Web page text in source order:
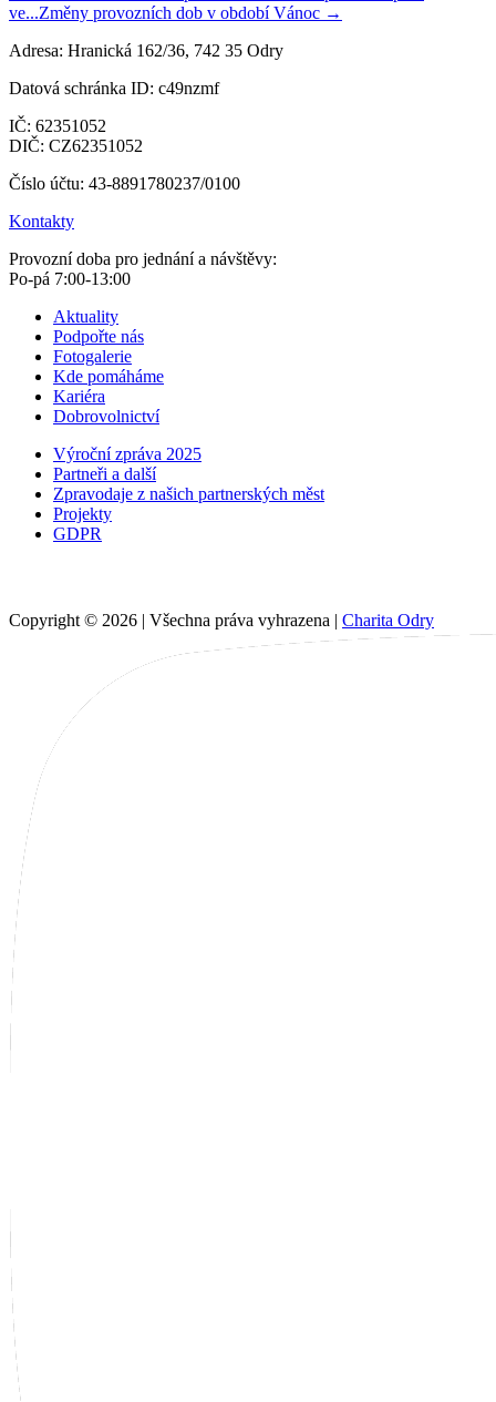
ve...Změny provozních dob v období Vánoc →
Adresa: Hranická 162/36, 742 35 Odry
Datová schránka ID: c49nzmf
IČ: 62351052
DIČ: CZ62351052
Číslo účtu: 43-8891780237/0100
Kontakty
Provozní doba pro jednání a návštěvy:
Po-pá 7:00-13:00
Aktuality
Podpořte nás
Fotogalerie
Kde pomáháme
Kariéra
Dobrovolnictví
Výroční zpráva 2025
Partneři a další
Zpravodaje z našich partnerských měst
Projekty
GDPR
Copyright © 2026 | Všechna práva vyhrazena | Charita Odry